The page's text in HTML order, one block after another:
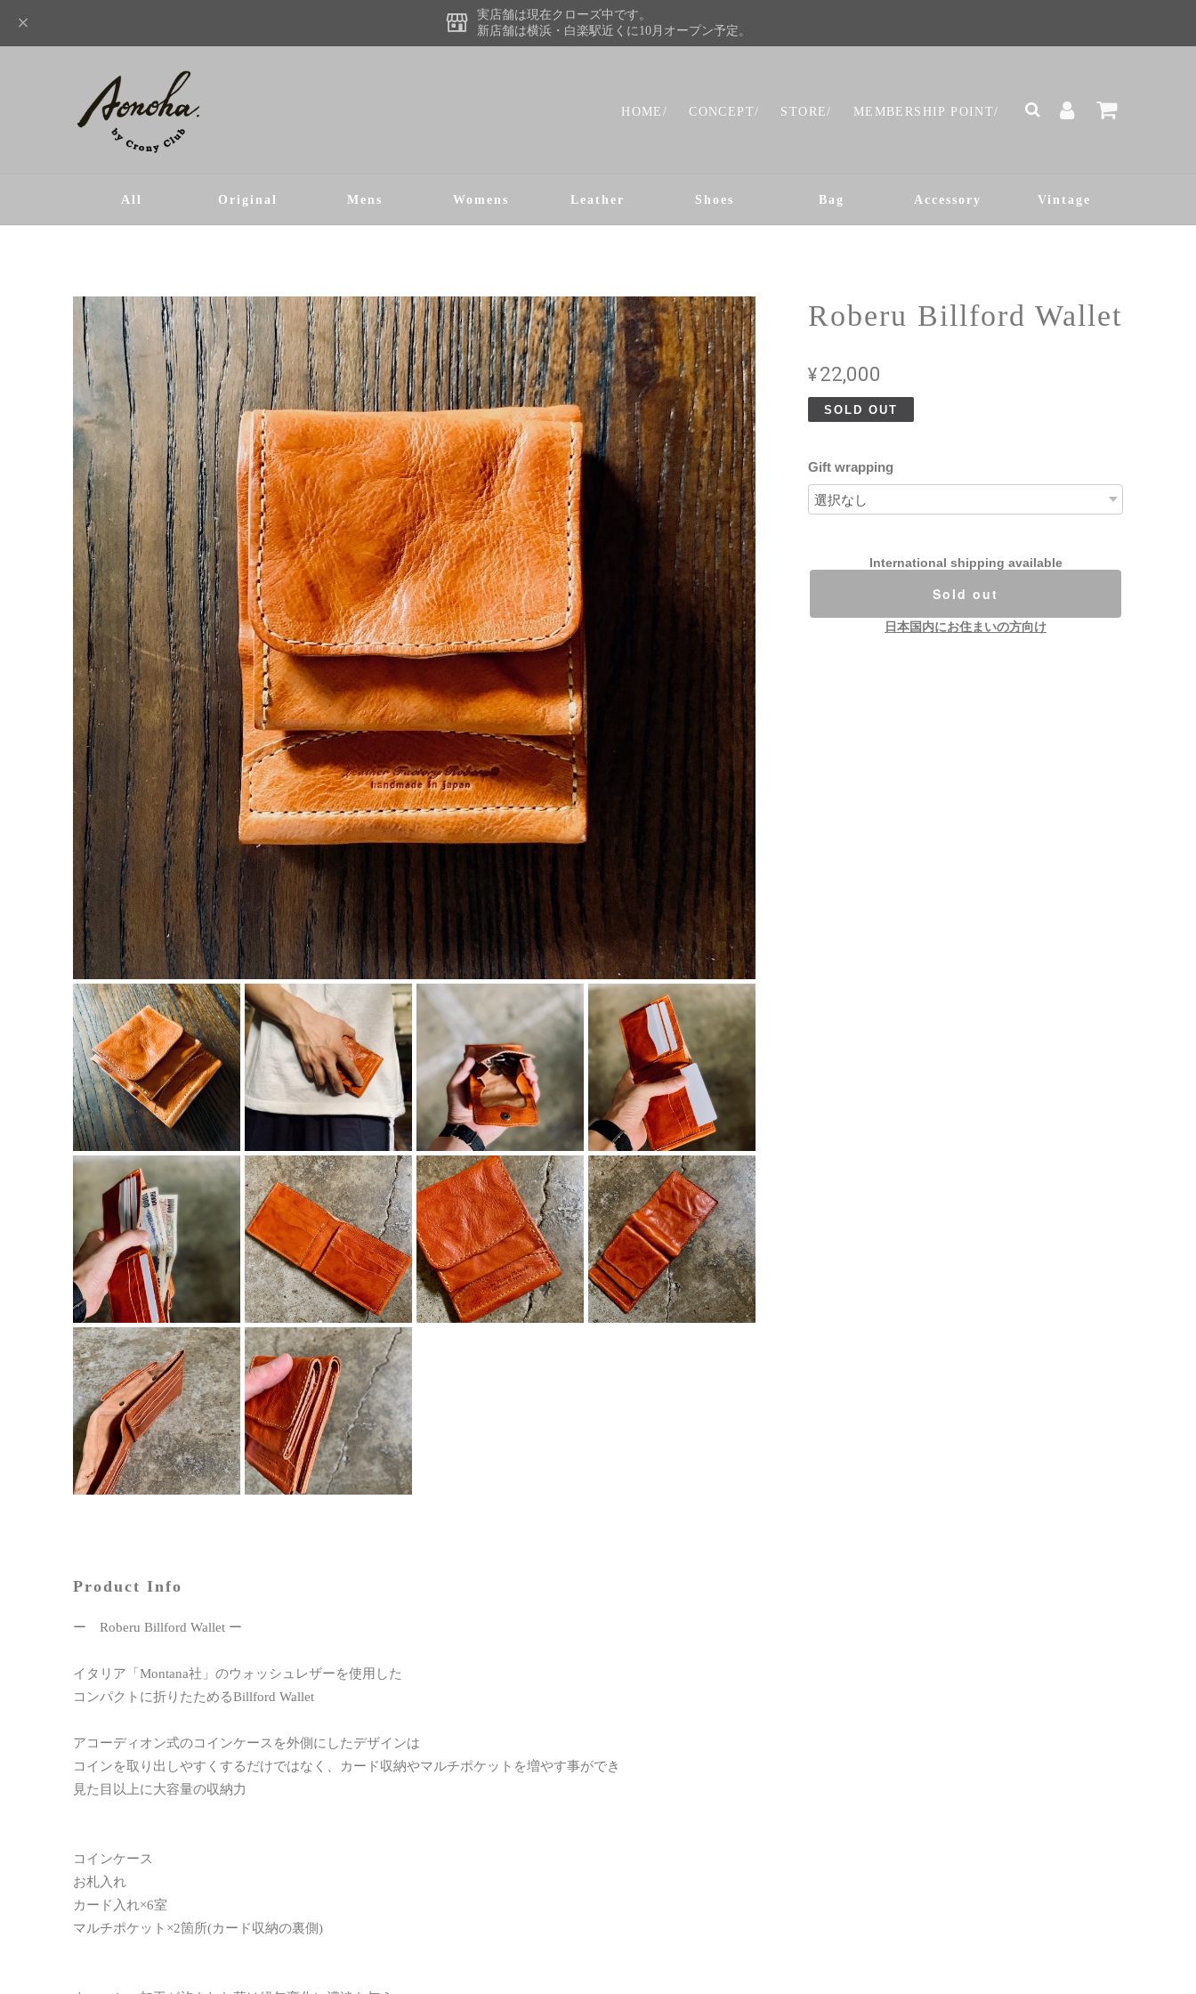
実店舗は現在クローズ中です。
新店舗は横浜・白楽駅近くに10月オープン予定。
HOME/ CONCEPT/ STORE/ MEMBERSHIP POINT/
All Original Mens Womens Leather Shoes Bag Accessory Vintage
Roberu Billford Wallet
¥22,000
SOLD OUT
Gift wrapping
International shipping available
Sold out
日本国内にお住まいの方向け
Product Info
ー Roberu Billford Wallet ー
イタリア「Montana社」のウォッシュレザーを使用した
コンパクトに折りたためるBillford Wallet
アコーディオン式のコインケースを外側にしたデザインは
コインを取り出しやすくするだけではなく、カード収納やマルチポケットを増やす事ができ
見た目以上に大容量の収納力
コインケース
お札入れ
カード入れ×6室
マルチポケット×2箇所(カード収納の裏側)